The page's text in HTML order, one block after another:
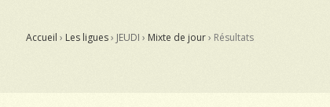
Accueil › Les ligues› JEUDI › Mixte de jour› Résultats